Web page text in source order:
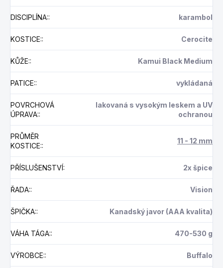
DISCIPLÍNA:: karambol
KOSTICE:: Cerocite
KŮŽE:: Kamui Black Medium
PATICE:: vykládaná
POVRCHOVÁ
ÚPRAVA::
lakovaná s vysokým leskem a UV
ochranou
PRŮMĚR
KOSTICE::
11 - 12 mm
PŘÍSLUŠENSTVÍ: 2x špice
ŘADA:: Vision
ŠPIČKA:: Kanadský javor (AAA kvalita)
VÁHA TÁGA:: 470-530 g
VÝROBCE:: Buffalo